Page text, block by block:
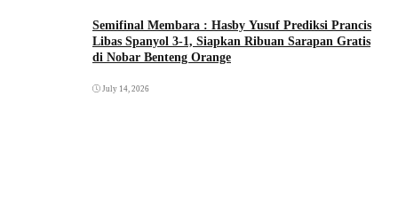
Semifinal Membara : Hasby Yusuf Prediksi Prancis
Libas Spanyol 3-1, Siapkan Ribuan Sarapan Gratis
di Nobar Benteng Orange
July 14, 2026